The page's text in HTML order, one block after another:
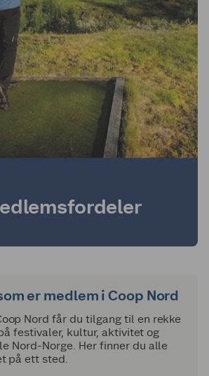
er medlem i Coop Nord
Nord får du tilgang til en rekke
festivaler, kultur, aktivitet og
Nord-Norge. Her finner du alle
på ett sted.